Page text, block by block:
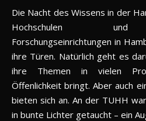
Die Nacht des Wissens in der Hansestadt Hamburg – viele
Hochschulen und
Forschungseinrichtungen in
ihre Türen. Natürlich geht es
ihre Themen in vielen
Öffenlichkeit bringt. Aber auch
bieten sich an. An der TUHH
in bunte Lichter getaucht – ein